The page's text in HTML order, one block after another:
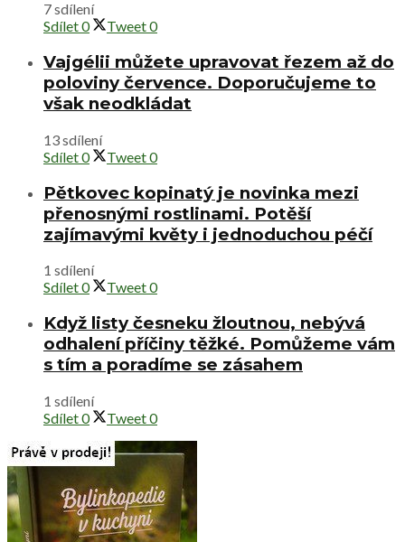
7 sdílení
Sdílet0 Tweet0
Vajgélii můžete upravovat řezem až do
poloviny července. Doporučujeme to
však neodkládat
13 sdílení
Sdílet0 Tweet0
Pětkovec kopinatý je novinka mezi
přenosnými rostlinami. Potěší
zajímavými květy i jednoduchou péčí
1 sdílení
Sdílet0 Tweet0
Když listy česneku žloutnou, nebývá
odhalení příčiny těžké. Pomůžeme vám
s tím a poradíme se zásahem
1 sdílení
Sdílet0 Tweet0